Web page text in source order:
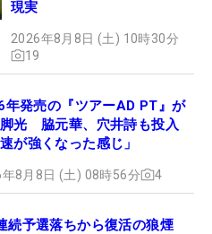
現実
2026年8月8日 (土) 10時30分
19
年発売の『ツアーAD PT』が
光 脇元華、穴井詩も投入
速が強くなった感じ」
8月8日 (土) 08時56分 4
続予選落ちから復活の狼煙